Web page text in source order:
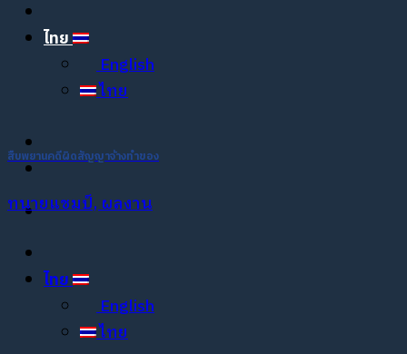
ไทย
English
ไทย
ไทย
English
ไทย
สืบพยานคดีผิดสัญญาจ้างทำของ
ทนายแชมป์, ผลงาน